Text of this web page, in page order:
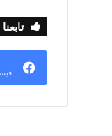
تابعنا